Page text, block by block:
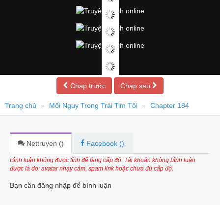
Chap trước Chap sau
Trang chủ Mối Nguy Trong Trái Tim Tôi Chapter 184
Nettruyen () Facebook ()
Bình luận không được tính để tăng cấp độ. Tài khoản không bình luận
được là do: avatar nhạy cảm, spam link hoặc chưa đủ cấp độ.
Bạn cần đăng nhập để bình luận